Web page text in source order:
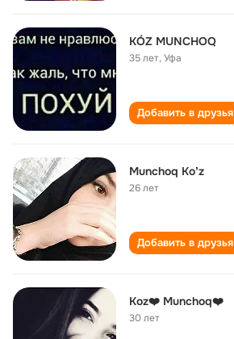
KÓZ MUNCHOQ
35 лет,Уфа
Добавить в друзья
Munchoq Koʼz
26 лет
Добавить в друзья
Koz❤️ Munchoq❤️
30 лет